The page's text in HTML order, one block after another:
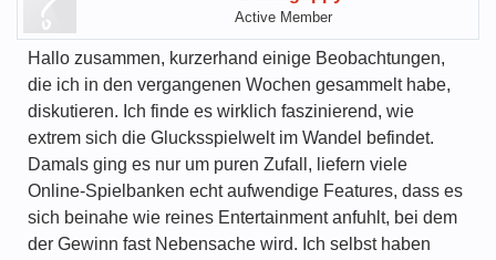
Active Member
Hallo zusammen, kurzerhand einige Beobachtungen,
die ich in den vergangenen Wochen gesammelt habe,
diskutieren. Ich finde es wirklich faszinierend, wie
extrem sich die Glucksspielwelt im Wandel befindet.
Damals ging es nur um puren Zufall, liefern viele
Online-Spielbanken echt aufwendige Features, dass es
sich beinahe wie reines Entertainment anfuhlt, bei dem
der Gewinn fast Nebensache wird. Ich selbst haben